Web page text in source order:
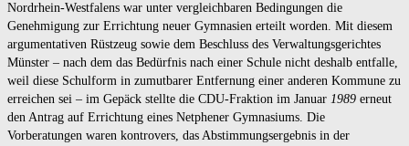
Nordrhein-Westfalens war unter vergleichbaren Bedingungen die
Genehmigung zur Errichtung neuer Gymnasien erteilt worden. Mit diesem
argumentativen Rüstzeug sowie dem Beschluss des Verwaltungsgerichtes
Münster – nach dem das Bedürfnis nach einer Schule nicht deshalb entfalle,
weil diese Schulform in zumutbarer Entfernung einer anderen Kommune zu
erreichen sei – im Gepäck stellte die CDU-Fraktion im Januar 1989 erneut
den Antrag auf Errichtung eines Netphener Gymnasiums. Die
Vorberatungen waren kontrovers, das Abstimmungsergebnis in der